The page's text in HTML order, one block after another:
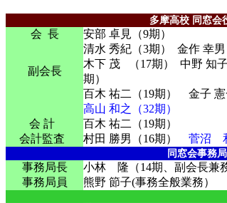
多摩高校 同窓会
会 長 安部 卓見（9期）
副会長
清水 秀紀（3期） 金作 幸
木下 茂 （17期） 中野 知
期）
百木 祐二（19期） 金子
高山 和之（32期）
会 計
百木 祐二（19期）
会計監査
村田 勝男（16期） 菅沼
同窓会事務局
事務局長
小林 隆（14期、副会長兼
事務局員
熊野 節子(事務全般業務）